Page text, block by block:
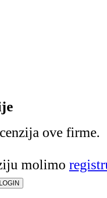
ove firme.
molimo